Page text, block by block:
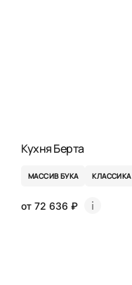
Кухня Берта
МАССИВ БУКА КЛАССИКА
от 72 636 ₽